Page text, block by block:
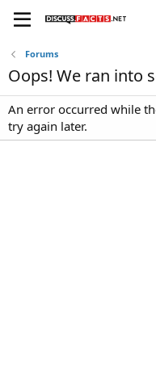
Forums
Oops! We ran into
An error occurred while
try again later.